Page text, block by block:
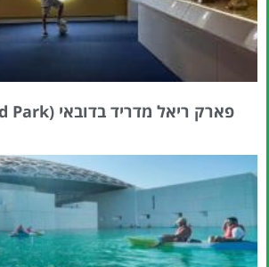
פארק ריאל מדריד בדובאי (Real Madrid Park)